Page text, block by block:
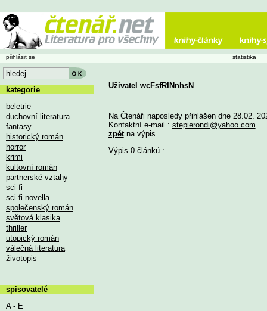
Uživatel wcFsfRINnhsN
Na Čtenáři naposledy přihlášen dne 28.02.
Kontaktní e-mail : stepierondi@yahoo.com
zpětna výpis.
Výpis 0 článků :
přihlásit se statistika
kategorie
beletrie
duchovní literatura
fantasy
historický román
horror
krimi
kultovní román
partnerské vztahy
sci-fi
sci-fi novella
společenský román
světová klasika
thriller
utopický román
válečná literatura
životopis
spisovatelé
A - E